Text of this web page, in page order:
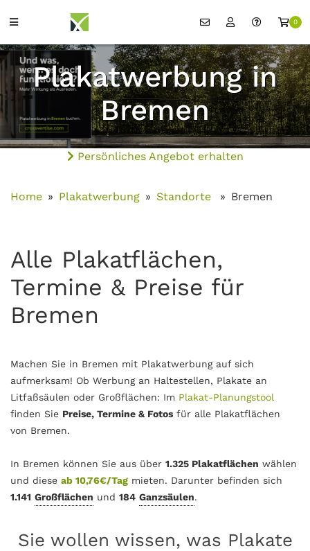
0
Plakatwerbung in
Bremen
Persönliches Angebot erhalten
Home Plakatwerbung Standorte Bremen
Alle Plakatflächen,
Termine & Preise für
Bremen
Machen Sie in Bremen mit Plakatwerbung auf sich
aufmerksam! Ob Werbung an Haltestellen, Plakate an
Litfaßsäulen oder Großflächen: Im Plakat-Planungstool
finden Sie Preise, Termine & Fotos für alle Plakatflächen
von Bremen.
In Bremen können Sie aus über 1.325 Plakatflächen wählen
und diese ab 10,76€/Tag mieten. Darunter befinden sich
1.141 Großflächen und 184 Ganzsäulen.
Sie wollen wissen, was Plakate